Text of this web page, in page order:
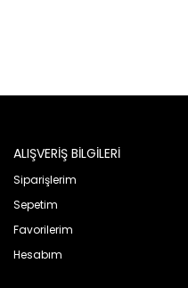
ALIŞVERİŞ BİLGİLERİ
Siparişlerim
Sepetim
Favorilerim
Hesabım